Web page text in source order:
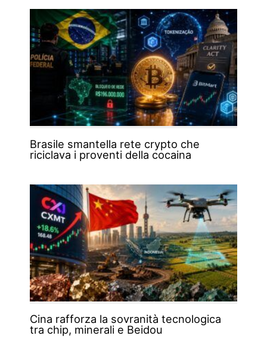
Brasile smantella rete crypto che
riciclava i proventi della cocaina
Cina rafforza la sovranità tecnologica
tra chip, minerali e Beidou